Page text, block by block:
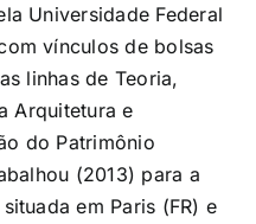
Universidade Federal
vínculos de bolsas
linhas de Teoria,
Arquitetura e
do Patrimônio
(2013) para a
em Paris (FR) e